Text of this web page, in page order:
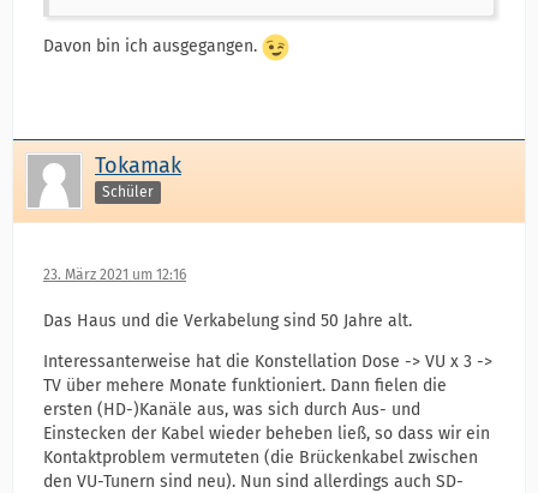
Davon bin ich ausgegangen.
Tokamak
Schüler
23. März 2021 um 12:16
Das Haus und die Verkabelung sind 50 Jahre alt.
Interessanterweise hat die Konstellation Dose -> VU x 3 ->
TV über mehere Monate funktioniert. Dann fielen die
ersten (HD-)Kanäle aus, was sich durch Aus- und
Einstecken der Kabel wieder beheben ließ, so dass wir ein
Kontaktproblem vermuteten (die Brückenkabel zwischen
den VU-Tunern sind neu). Nun sind allerdings auch SD-